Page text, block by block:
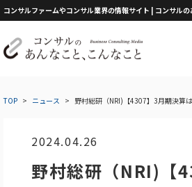
コンサルファームやコンサル業界の情報サイト | コンサル
TOP > ニュース > 野村総研（NRI)【4307】3月期決算
2024.04.26
野村総研（NRI)【